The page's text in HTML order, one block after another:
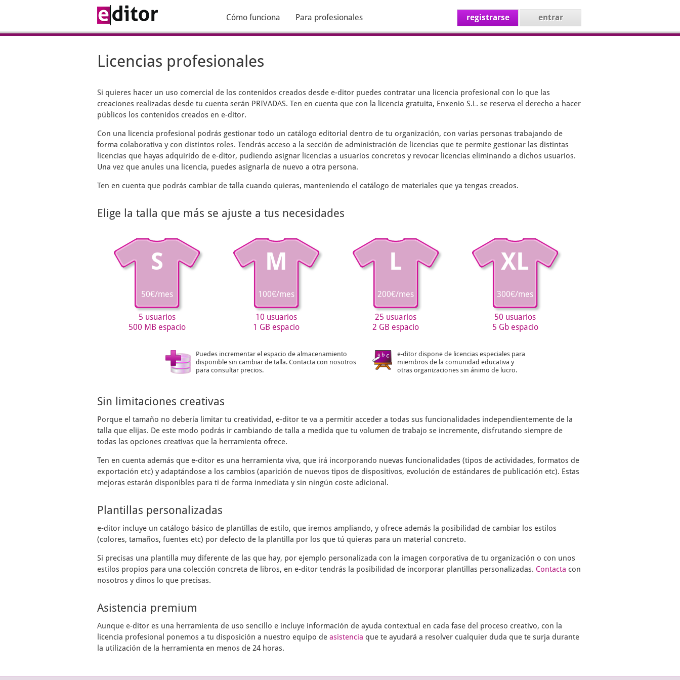
Cómo funciona Para profesionales registrarse entrar
Licencias profesionales
Si quieres hacer un uso comercial de los contenidos creados desde e-ditor puedes contratar una licencia profesional con lo que las
creaciones realizadas desde tu cuenta serán PRIVADAS. Ten en cuenta que con la licencia gratuita, Enxenio S.L. se reserva el derecho a hacer
públicos los contenidos creados en e-ditor.
Con una licencia profesional podrás gestionar todo un catálogo editorial dentro de tu organización, con varias personas trabajando de
forma colaborativa y con distintos roles. Tendrás acceso a la sección de administración de licencias que te permite gestionar las distintas
licencias que hayas adquirido de e-ditor, pudiendo asignar licencias a usuarios concretos y revocar licencias eliminando a dichos usuarios.
Una vez que anules una licencia, puedes asignarla de nuevo a otra persona.
Ten en cuenta que podrás cambiar de talla cuando quieras, manteniendo el catálogo de materiales que ya tengas creados.
Elige la talla que más se ajuste a tus necesidades
S
50€/mes
5 usuarios
500 MB espacio
M
100€/mes
10 usuarios
1 GB espacio
L
200€/mes
25 usuarios
2 GB espacio
XL
300€/mes
50 usuarios
5 Gb espacio
Puedes incrementar el espacio de almacenamiento
disponible sin cambiar de talla. Contacta con nosotros
para consultar precios.
e-ditor dispone de licencias especiales para
miembros de la comunidad educativa y
otras organizaciones sin ánimo de lucro.
Sin limitaciones creativas
Porque el tamaño no debería limitar tu creatividad, e-ditor te va a permitir acceder a todas sus funcionalidades independientemente de la
talla que elijas. De este modo podrás ir cambiando de talla a medida que tu volumen de trabajo se incremente, disfrutando siempre de
todas las opciones creativas que la herramienta ofrece.
Ten en cuenta además que e-ditor es una herramienta viva, que irá incorporando nuevas funcionalidades (tipos de actividades, formatos de
exportación etc) y adaptándose a los cambios (aparición de nuevos tipos de dispositivos, evolución de estándares de publicación etc). Estas
mejoras estarán disponibles para ti de forma inmediata y sin ningún coste adicional.
Plantillas personalizadas
e-ditor incluye un catálogo básico de plantillas de estilo, que iremos ampliando, y ofrece además la posibilidad de cambiar los estilos
(colores, tamaños, fuentes etc) por defecto de la plantilla por los que tú quieras para un material concreto.
Si precisas una plantilla muy diferente de las que hay, por ejemplo personalizada con la imagen corporativa de tu organización o con unos
estilos propios para una colección concreta de libros, en e-ditor tendrás la posibilidad de incorporar plantillas personalizadas. Contacta con
nosotros y dinos lo que precisas.
Asistencia premium
Aunque e-ditor es una herramienta de uso sencillo e incluye información de ayuda contextual en cada fase del proceso creativo, con la
licencia profesional ponemos a tu disposición a nuestro equipo de asistencia que te ayudará a resolver cualquier duda que te surja durante
la utilización de la herramienta en menos de 24 horas.